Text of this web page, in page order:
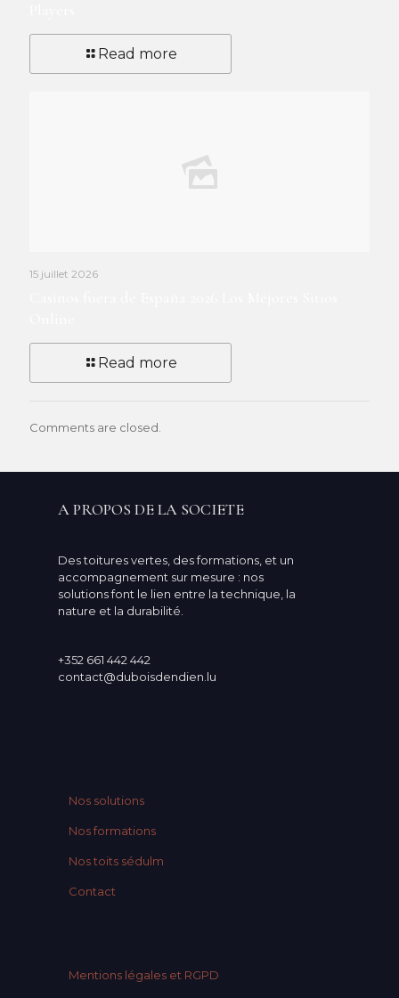
Read more
15 juillet 2026
Read more
Comments are closed.
A PROPOS DE LA SOCIETE
Des toitures vertes, des formations, et un
accompagnement sur mesure : nos
solutions font le lien entre la technique, la
nature et la durabilité.
+352 661 442 442
contact@duboisdendien.lu
Nos solutions
Nos formations
Nos toits sédulm
Contact
Mentions légales et RGPD